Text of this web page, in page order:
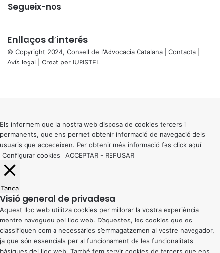
Segueix-nos
Enllaços d’interés
© Copyright 2024, Consell de l'Advocacia Catalana | Contacta
Avís legal | Creat per IURISTEL
button
Els informem que la nostra web disposa de cookies tercers i
permanents, que ens permet obtenir informació de navegació dels
usuaris que accedeixen. Per obtenir més informació fes click aquí
Configurar cookies
ACCEPTAR - REFUSAR
Tanca
Visió general de privadesa
Aquest lloc web utilitza cookies per millorar la vostra experiència
mentre navegueu pel lloc web. D’aquestes, les cookies que es
classifiquen com a necessàries s’emmagatzemen al vostre navegador,
ja que són essencials per al funcionament de les funcionalitats
bàsiques del lloc web. També fem servir cookies de tercers que ens